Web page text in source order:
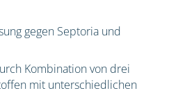
gegen Septoria und
Kombination von drei
mit unterschiedlichen